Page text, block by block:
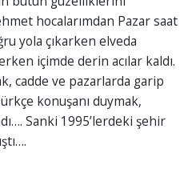
hocalarımdan Pazar saat
yola çıkarken elveda
içimde derin acılar kaldı.
cadde ve pazarlarda garip
konuşanı duymak,
Sanki 1995’lerdeki şehir